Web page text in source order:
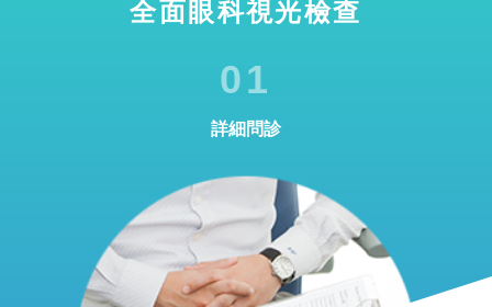
全面眼科視光檢查
01
詳細問診